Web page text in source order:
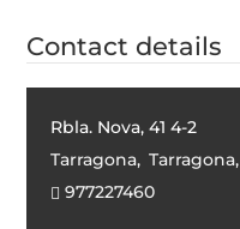
Contact details
Rbla. Nova, 41 4-2
Tarragona, Tarragona,
977227460